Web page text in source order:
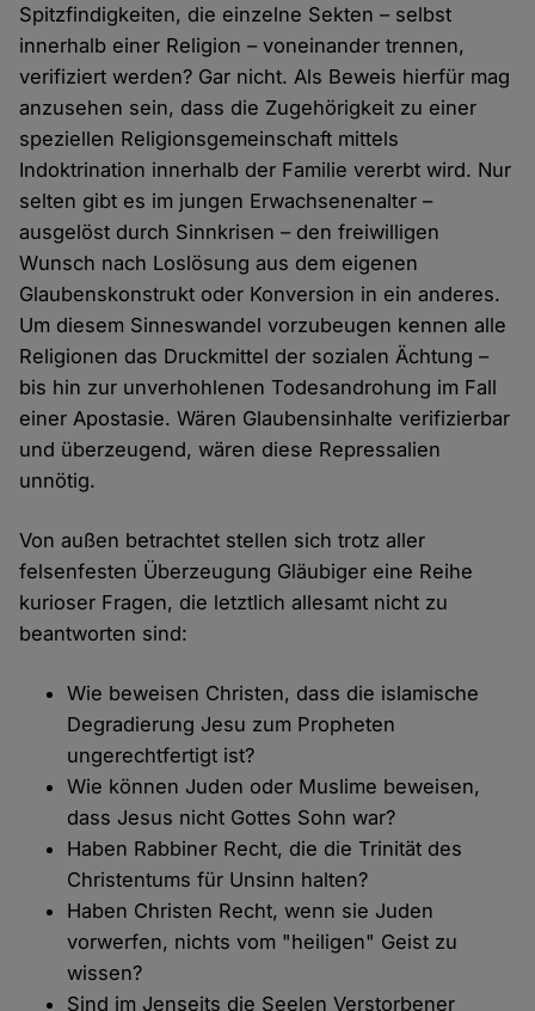
Spitzfindigkeiten, die einzelne Sekten – selbst
innerhalb einer Religion – voneinander trennen,
verifiziert werden? Gar nicht. Als Beweis hierfür mag
anzusehen sein, dass die Zugehörigkeit zu einer
speziellen Religionsgemeinschaft mittels
Indoktrination innerhalb der Familie vererbt wird. Nur
selten gibt es im jungen Erwachsenenalter –
ausgelöst durch Sinnkrisen – den freiwilligen
Wunsch nach Loslösung aus dem eigenen
Glaubenskonstrukt oder Konversion in ein anderes.
Um diesem Sinneswandel vorzubeugen kennen alle
Religionen das Druckmittel der sozialen Ächtung –
bis hin zur unverhohlenen Todesandrohung im Fall
einer Apostasie. Wären Glaubensinhalte verifizierbar
und überzeugend, wären diese Repressalien
unnötig.
Von außen betrachtet stellen sich trotz aller
felsenfesten Überzeugung Gläubiger eine Reihe
kurioser Fragen, die letztlich allesamt nicht zu
beantworten sind:
Wie beweisen Christen, dass die islamische
Degradierung Jesu zum Propheten
ungerechtfertigt ist?
Wie können Juden oder Muslime beweisen,
dass Jesus nicht Gottes Sohn war?
Haben Rabbiner Recht, die die Trinität des
Christentums für Unsinn halten?
Haben Christen Recht, wenn sie Juden
vorwerfen, nichts vom "heiligen" Geist zu
wissen?
Sind im Jenseits die Seelen Verstorbener